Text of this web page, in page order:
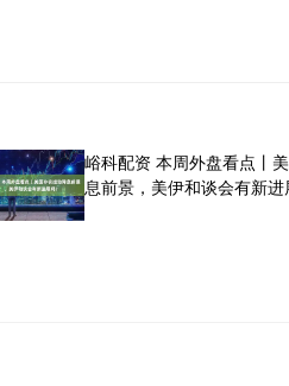
峪科配资 本周外盘看点丨
息前景，美伊和谈会有新进